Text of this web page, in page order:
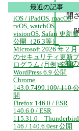
開
前
最近の記事
iOS / iPadOS, macOS,
tvOS, watchOS,
visionOS, Safari 更新版
公開（26.3等）
Microsoft 2026 年 2 月
のセキュリティ更新
ログラム (月例) 公開
WordPress 6.9 公開
Chrome
143.0.7499.109/.110
開
Firefox 146.0 / ESR
140.6.0 / ESR
115.31.0、Thunderbird
146 / 140.6.0esr 公開